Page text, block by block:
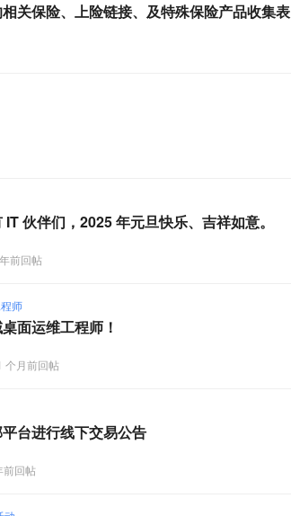
关保险、上险链接、及特殊保险产品收集表
伙伴们，2025 年元旦快乐、吉祥如意。
前回帖
师
面运维工程师！
个月前回帖
台进行线下交易公告
前回帖